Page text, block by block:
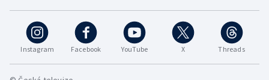
Instagram Facebook YouTube X Threads